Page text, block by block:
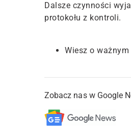
Dalsze czynności
protokołu z kontroli.
Wiesz o
Zobacz nas w Google